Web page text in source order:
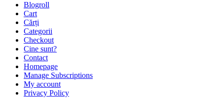
Blogroll
Cart
Cărți
Categorii
Checkout
Cine sunt?
Contact
Homepage
Manage Subscriptions
My account
Privacy Policy